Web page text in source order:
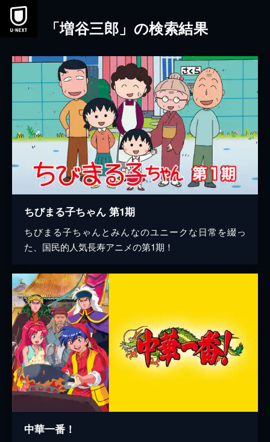
本文へスキップ
「増谷三郎」の検索結果
ちびまる子ちゃん 第1期
ちびまる子ちゃんとみんなのユニークな日常を綴っ
た、国民的人気長寿アニメの第1期！
中華一番！